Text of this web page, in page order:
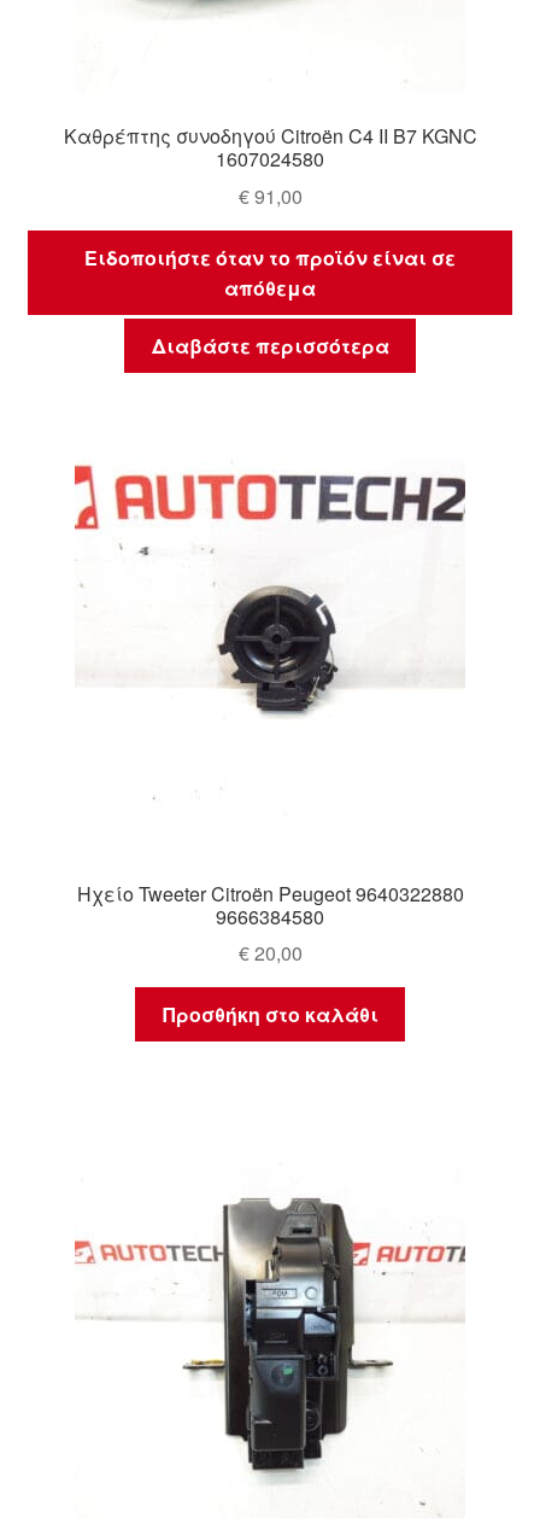
Καθρέπτης συνοδηγού Citroën C4 II B7 KGNC
1607024580
€91,00
Ειδοποιήστε όταν το προϊόν είναι σε
απόθεμα
Διαβάστε περισσότερα
Ηχείο Tweeter Citroën Peugeot 9640322880
9666384580
€20,00
Προσθήκη στο καλάθι